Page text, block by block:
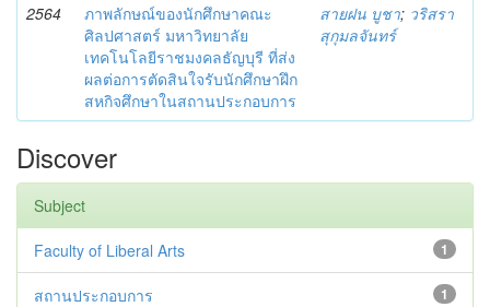
2564
ภาพลักษณ์ของนักศึกษาคณะ
ศิลปศาสตร์ มหาวิทยาลัย
เทคโนโลยีราชมงคลธัญบุรี ที่ส่ง
ผลต่อการตัดสินใจรับนักศึกษาฝึก
สหกิจศึกษาในสถานประกอบการ
สายฝน บูชา; วริสรา
สุกุมลจันทร์
Discover
Subject
1
Faculty of Liberal Arts
1
สถานประกอบการ